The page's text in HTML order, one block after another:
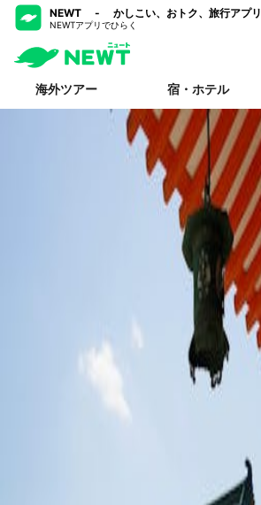
NEWT - かしこい、おトク、旅行アプリ
NEWTアプリでひらく
海外ツアー 宿・ホテル